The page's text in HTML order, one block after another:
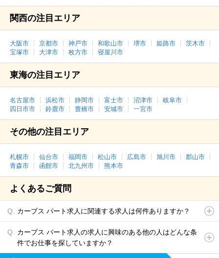
関西の注目エリア
大阪市 京都市 神戸市 和歌山市 堺市 姫路市
茨木市
宝塚市
大津市 枚方市 寝屋川市
東海の注目エリア
名古屋市 浜松市 静岡市 富士市 沼津市
岐阜市
四日市市
鈴鹿市 豊橋市 安城市 一宮市
その他の注目エリア
札幌市 仙台市 福岡市 松山市 広島市 旭川市
郡山市
青森市
函館市 北九州市 熊本市
よくあるご質問
カーブス パート求人に関連する求人は何件ありますか？
カーブス パート求人の求人に興味のある他の人はどんな条
件でお仕事を探していますか？